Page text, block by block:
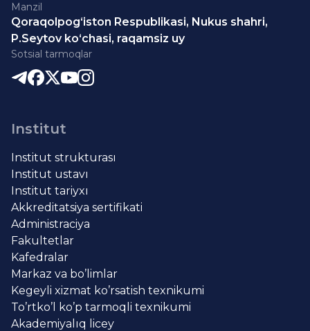
Manzil
Qoraqolpog‘iston Respublikasi, Nukus shahri,
P.Seytov ko‘chasi, raqamsiz uy
Sotsial tarmoqlar
Institut
Institut strukturası
Institut ustavı
Institut tariyxı
Akkreditatsiya sertifikati
Administraciya
Fakultetlar
Kafedralar
Markaz va bo’limlar
Kegeyli xizmat ko’rsatish texnikumi
To’rtko’l ko’p tarmoqli texnikumi
Akademiyalıq licey